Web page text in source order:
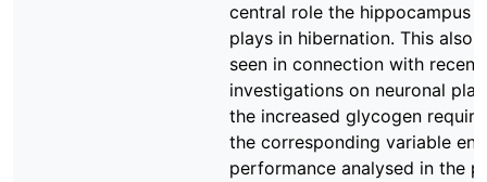
central role the hippocampus
plays in hibernation. This also
seen in connection with recent
investigations on neuronal
the increased glycogen
the corresponding variable
performance analysed in the